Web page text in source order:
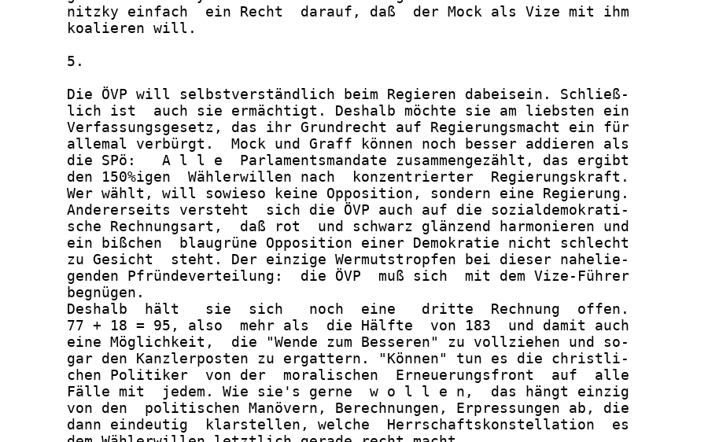
       nitzky einfach  ein Recht  darauf, daß  der Mock als Vize mit ihm
       koalieren will.
       5.
       Die ÖVP will selbstverständlich beim Regieren dabeisein. Schließ-
       lich ist  auch sie ermächtigt. Deshalb möchte sie am liebsten ein
       Verfassungsgesetz, das ihr Grundrecht auf Regierungsmacht ein für
       allemal verbürgt.  Mock und Graff können noch besser addieren als
       die SPö:   A l l e  Parlamentsmandate zusammengezählt, das ergibt
       den 150%igen  Wählerwillen nach  konzentrierter  Regierungskraft.
       Wer wählt, will sowieso keine Opposition, sondern eine Regierung.
       Andererseits versteht  sich die ÖVP auch auf die sozialdemokrati-
       sche Rechnungsart,  daß rot  und schwarz glänzend harmonieren und
       ein bißchen  blaugrüne Opposition einer Demokratie nicht schlecht
       zu Gesicht  steht. Der einzige Wermutstropfen bei dieser nahelie-
       genden Pfründeverteilung:  die ÖVP  muß sich  mit dem Vize-Führer
       begnügen.
       Deshalb  hält   sie  sich   noch  eine   dritte  Rechnung  offen.
       77 + 18 = 95, also  mehr als  die Hälfte  von 183  und damit auch
       eine Möglichkeit,  die "Wende zum Besseren" zu vollziehen und so-
       gar den Kanzlerposten zu ergattern. "Können" tun es die christli-
       chen Politiker  von der  moralischen  Erneuerungsfront  auf  alle
       Fälle mit  jedem. Wie sie's gerne  w o l l e n,  das hängt einzig
       von den  politischen Manövern, Berechnungen, Erpressungen ab, die
       dann eindeutig  klarstellen, welche  Herrschaftskonstellation  es